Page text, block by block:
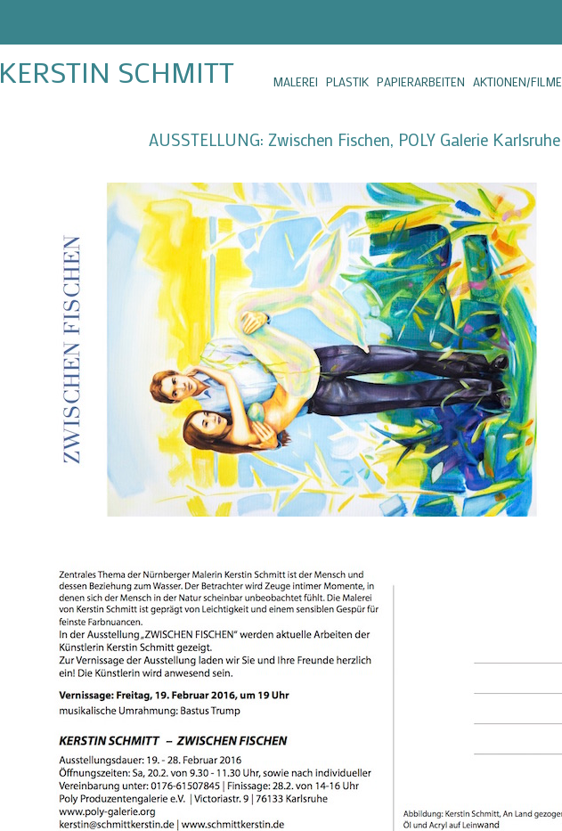
KERSTIN SCHMITT MALEREI PLASTIK PAPIERARBEITEN AKTIONEN/FILME
AUSSTELLUNG: Zwischen Fischen, POLY Galerie Karlsruhe